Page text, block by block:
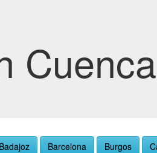
Cuenca
Badajoz Barcelona Burgos